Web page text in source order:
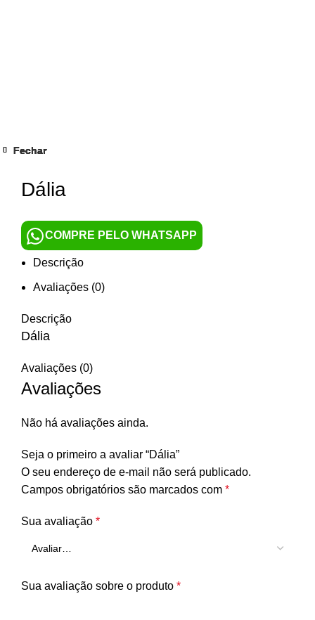
Dália
COMPRE PELO WHATSAPP
Descrição
Avaliações (0)
Descrição
Dália
Avaliações (0)
Avaliações
Não há avaliações ainda.
Seja o primeiro a avaliar “Dália”
O seu endereço de e-mail não será publicado.
Campos obrigatórios são marcados com *
Sua avaliação *
Sua avaliação sobre o produto *
Fechar
Fechar
Fechar
Fechar
Fechar
Fechar
Fechar
Fechar